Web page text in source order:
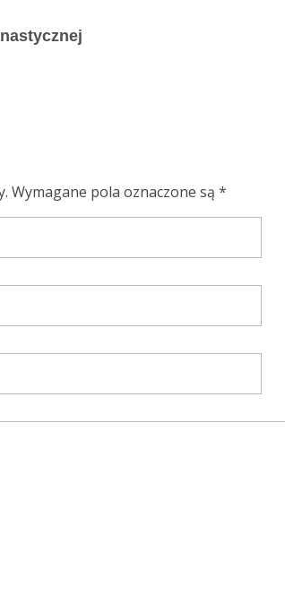
Wymagane pola oznaczone są *